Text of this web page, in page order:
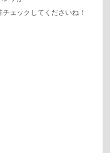
ェックしてくださいね！